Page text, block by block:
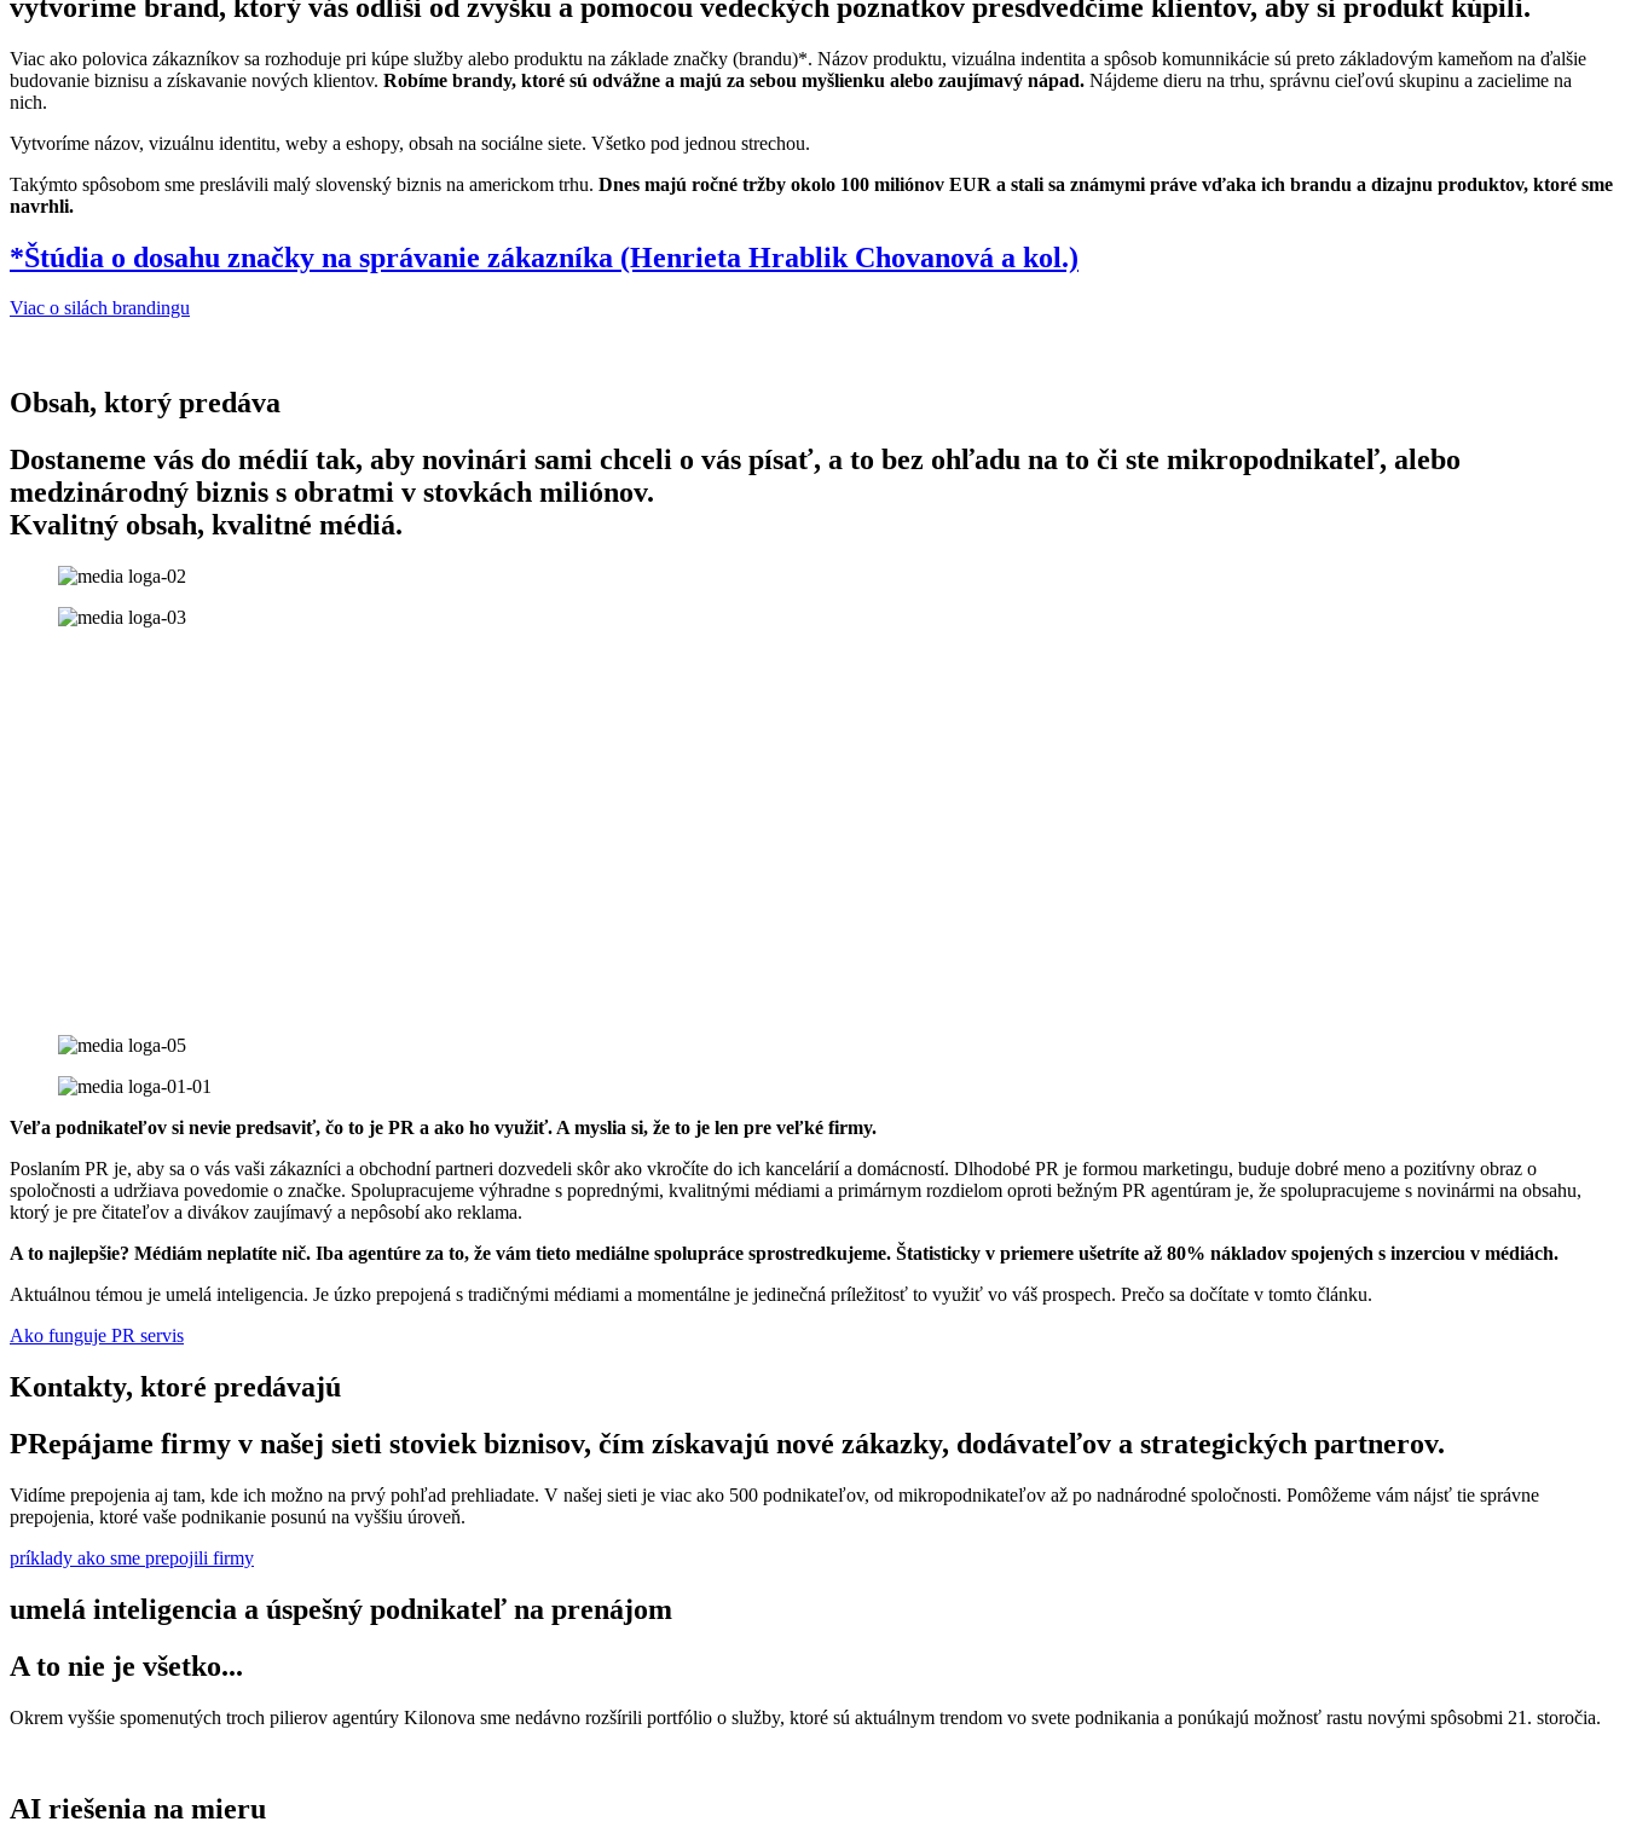
vytvoríme brand, ktorý vás odlíši od zvyšku a pomocou vedeckých poznatkov presdvedčíme klientov, aby si produkt kúpili.
Viac ako polovica zákazníkov sa rozhoduje pri kúpe služby alebo produktu na základe značky (brandu)*. Názov produktu, vizuálna indentita a spôsob komunnikácie sú preto základovým kameňom na ďalšie
budovanie biznisu a získavanie nových klientov. Robíme brandy, ktoré sú odvážne a majú za sebou myšlienku alebo zaujímavý nápad. Nájdeme dieru na trhu, správnu cieľovú skupinu a zacielime na
nich.
Vytvoríme názov, vizuálnu identitu, weby a eshopy, obsah na sociálne siete. Všetko pod jednou strechou.
Takýmto spôsobom sme preslávili malý slovenský biznis na americkom trhu. Dnes majú ročné tržby okolo 100 miliónov EUR a stali sa známymi práve vďaka ich brandu a dizajnu produktov, ktoré sme
navrhli.
*Štúdia o dosahu značky na správanie zákazníka (Henrieta Hrablik Chovanová a kol.)
Viac o silách brandingu
Obsah, ktorý predáva
Dostaneme vás do médií tak, aby novinári sami chceli o vás písať, a to bez ohľadu na to či ste mikropodnikateľ, alebo
medzinárodný biznis s obratmi v stovkách miliónov.
Kvalitný obsah, kvalitné médiá.
Veľa podnikateľov si nevie predsaviť, čo to je PR a ako ho využiť. A myslia si, že to je len pre veľké firmy.
Poslaním PR je, aby sa o vás vaši zákazníci a obchodní partneri dozvedeli skôr ako vkročíte do ich kancelárií a domácností. Dlhodobé PR je formou marketingu, buduje dobré meno a pozitívny obraz o
spoločnosti a udržiava povedomie o značke. Spolupracujeme výhradne s poprednými, kvalitnými médiami a primárnym rozdielom oproti bežným PR agentúram je, že spolupracujeme s novinármi na obsahu,
ktorý je pre čitateľov a divákov zaujímavý a nepôsobí ako reklama.
A to najlepšie? Médiám neplatíte nič. Iba agentúre za to, že vám tieto mediálne spolupráce sprostredkujeme. Štatisticky v priemere ušetríte až 80% nákladov spojených s inzerciou v médiách.
Aktuálnou témou je umelá inteligencia. Je úzko prepojená s tradičnými médiami a momentálne je jedinečná príležitosť to využiť vo váš prospech. Prečo sa dočítate v tomto článku.
Ako funguje PR servis
Kontakty, ktoré predávajú
PRepájame firmy v našej sieti stoviek biznisov, čím získavajú nové zákazky, dodávateľov a strategických partnerov.
Vidíme prepojenia aj tam, kde ich možno na prvý pohľad prehliadate. V našej sieti je viac ako 500 podnikateľov, od mikropodnikateľov až po nadnárodné spoločnosti. Pomôžeme vám nájsť tie správne
prepojenia, ktoré vaše podnikanie posunú na vyššiu úroveň.
príklady ako sme prepojili firmy
umelá inteligencia a úspešný podnikateľ na prenájom
A to nie je všetko...
Okrem vyšśie spomenutých troch pilierov agentúry Kilonova sme nedávno rozšírili portfólio o služby, ktoré sú aktuálnym trendom vo svete podnikania a ponúkajú možnosť rastu novými spôsobmi 21. storočia.
AI riešenia na mieru